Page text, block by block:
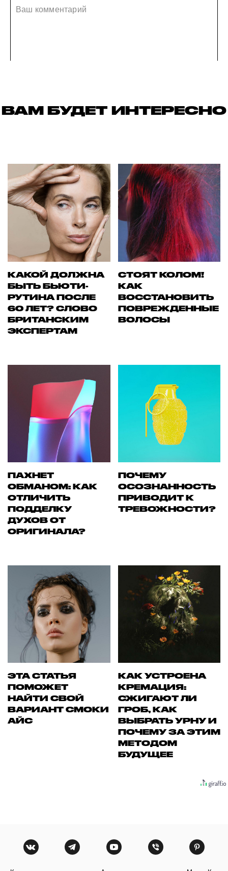
ВАМ БУДЕТ ИНТЕРЕСНО
КАКОЙ ДОЛЖНА
БЫТЬ БЬЮТИ-
РУТИНА ПОСЛЕ
60 ЛЕТ? СЛОВО
БРИТАНСКИМ
ЭКСПЕРТАМ
СТОЯТ КОЛОМ!
КАК
ВОССТАНОВИТЬ
ПОВРЕЖДЕННЫЕ
ВОЛОСЫ
ПАХНЕТ
ОБМАНОМ: КАК
ОТЛИЧИТЬ
ПОДДЕЛКУ
ДУХОВ ОТ
ОРИГИНАЛА?
ПОЧЕМУ
ОСОЗНАННОСТЬ
ПРИВОДИТ К
ТРЕВОЖНОСТИ?
ЭТА СТАТЬЯ
ПОМОЖЕТ
НАЙТИ СВОЙ
ВАРИАНТ СМОКИ
АЙС
КАК УСТРОЕНА
КРЕМАЦИЯ:
СЖИГАЮТ ЛИ
ГРОБ, КАК
ВЫБРАТЬ УРНУ И
ПОЧЕМУ ЗА ЭТИМ
МЕТОДОМ
БУДУЩЕЕ